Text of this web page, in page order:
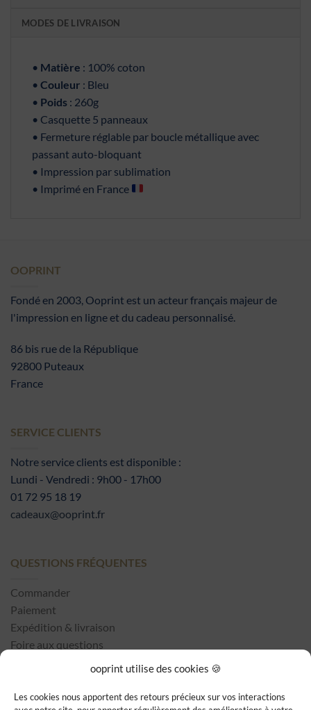
ooprint utilise des cookies 🍪
Les cookies nous apportent des retours précieux sur vos interactions
MODES DE LIVRAISON
• Matière : 100% coton
• Couleur : Bleu
• Poids : 260g
• Casquette 5 panneaux
• Fermeture réglable par boucle métallique avec
passant auto-bloquant
• Impression par sublimation
• Imprimé en France
OOPRINT
Fondé en 2003, Ooprint est un acteur français majeur de
l'impression en ligne et du cadeau personnalisé.
86 bis rue de la République
92800 Puteaux
France
SERVICE CLIENTS
Notre service clients est disponible :
Lundi - Vendredi : 9h00 - 17h00
01 72 95 18 19
cadeaux@ooprint.fr
QUESTIONS FRÉQUENTES
Commander
Paiement
Expédition & livraison
Foire aux questions